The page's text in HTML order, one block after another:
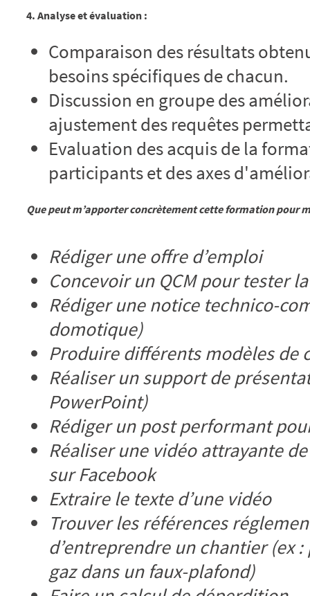
4. Analyse et évaluation :
Comparaison des résultats
besoins spécifiques de chacun.
Discussion en groupe des
ajustement des requêtes
Evaluation des acquis de la
participants et des axes
Que peut m’apporter concrètement cette formation pour
Rédiger une offre d’emploi
Concevoir un QCM pour tester
Rédiger une notice technico-
domotique)
Produire différents modèles de
Réaliser un support de
PowerPoint)
Rédiger un post performant
Réaliser une vidéo attrayante
sur Facebook
Extraire le texte d’une vidéo
Trouver les références
d’entreprendre un chantier (ex
gaz dans un faux-plafond)